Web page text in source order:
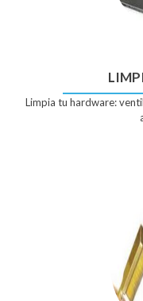
Limpia tu hardware: